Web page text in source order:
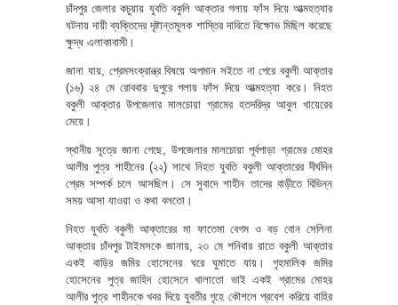
চাঁদপুর জেলার কচুয়ায় যুবতি বকুলি আক্তার গলায় ফাঁস দিয়ে আত্মহত্যার
ঘটনায় দায়ী ব্যক্তিদের দৃষ্টান্তমূলক শাস্তির দাবিতে বিক্ষোভ মিছিল করেছে
ক্ষুদ্ধ এলাকাবাসী।
জানা যায়, প্রেমসংক্রান্ত্র বিষয়ে অপমান সইতে না পেরে বকুলী আক্তার
(১৬) ২৪ মে রোববার দুপুরে গলায় ফাঁস দিয়ে আত্মহত্যা করে। নিহত
বকুলী আক্তার উপজেলার মালচোয়া গ্রামের হতদরিদ্র আবুল খায়েরের
মেয়ে।
স্থানীয় সূত্রে জানা গেছে, উপজেলার মালচোয়া পূর্বপাড়া গ্রামের মোহর
আলীর পুত্র শাহীনের (২২) সাথে নিহত যুবতি বকুলী আক্তারের দীর্ঘদিন
প্রেম সম্পর্ক চলে আসছিল। সে সুবাদে শাহীন তাদের বাড়ীতে বিভিন্ন
সময় আসা যাওয়া ও কথা বলতো।
নিহত যুবতি বকুলী আক্তারের মা ফাতেমা বেগম ও বড় বোন সেলিনা
আক্তার চাঁদপুর টাইমসকে জানায়, ২৩ মে শনিবার রাতে বকুলী আক্তার
একই বাড়ির জমির হোসেনের ঘরে ঘুমাতে যায়। গৃহমালিক জমির
হোসেনের পুত্র জাহিদ হোসেনে খালাতো ভাই একই গ্রামের মোহর
আলীর পুত্র শাহীনকে খবর দিয়ে যুবতীর গৃহে কৌশলে প্রবেশ করিয়ে বাহির